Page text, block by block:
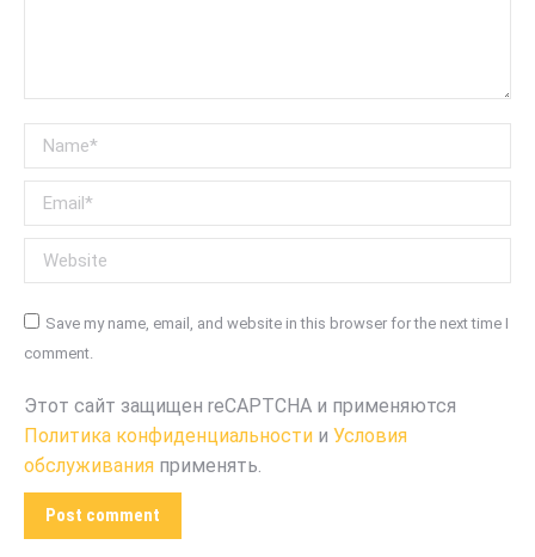
Name *
Email *
Website
Save my name, email, and website in this browser for the next time I
comment.
Этот сайт защищен reCAPTCHA и применяются
Политика конфиденциальности и Условия
обслуживания применять.
Post comment